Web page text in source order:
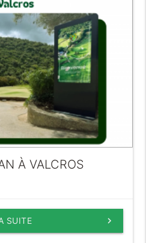
À VALCROS
keyboard_arrow_right
SUITE